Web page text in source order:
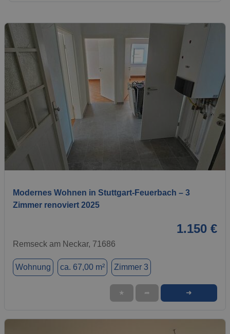
1 / 17
Modernes Wohnen in Stuttgart-Feuerbach – 3
Zimmer renoviert 2025
1.150 €
Remseck am Neckar, 71686
Wohnung ca. 67,00 m² Zimmer 3
★ ➦ ➜